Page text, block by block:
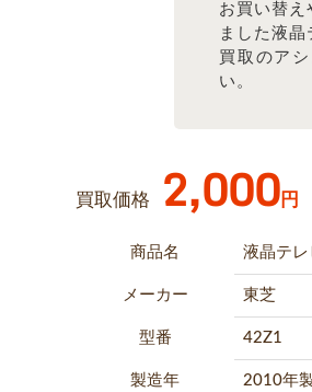
お買い替え
ました液
買取のア
い。
買取価格 2,000円
商品名 液晶テレ
メーカー 東芝
型番 42Z1
製造年 2010年